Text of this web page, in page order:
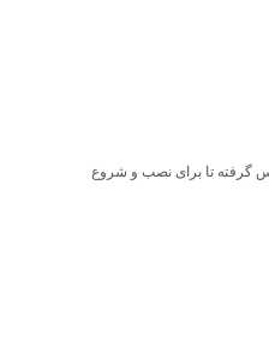
گرفته تا برای نصب و شروع